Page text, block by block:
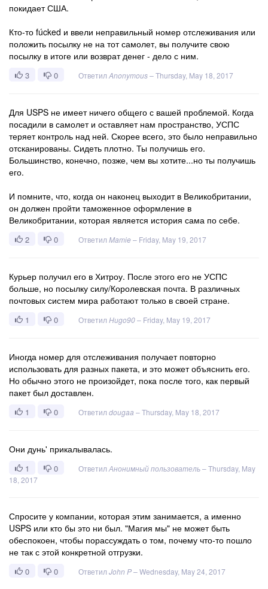
покидает США.
Кто-то fúcked и ввели неправильный номер отслеживания или
положить посылку не на тот самолет, вы получите свою
посылку в итоге или возврат денег - дело с ним.
3 0 Ответил Anonymous–Thursday, May 18, 2017
Для USPS не имеет ничего общего с вашей проблемой. Когда
посадили в самолет и оставляет нам пространство, УСПС
теряет контроль над ней. Скорее всего, это было неправильно
отсканированы. Сидеть плотно. Ты получишь его.
Большинство, конечно, позже, чем вы хотите...но ты получишь
его.
И помните, что, когда он наконец выходит в Великобритании,
он должен пройти таможенное оформление в
Великобритании, которая является история сама по себе.
2 0 Ответил Mamie– Friday, May 19, 2017
Курьер получил его в Хитроу. После этого его не УСПС
больше, но посылку силу/Королевская почта. В различных
почтовых систем мира работают только в своей стране.
1 0 Ответил Hugo90– Friday, May 19, 2017
Иногда номер для отслеживания получает повторно
использовать для разных пакета, и это может объяснить его.
Но обычно этого не произойдет, пока после того, как первый
пакет был доставлен.
1 0 Ответил dougaa –Thursday, May 18, 2017
Они дунь' прикалывалась.
1 0 Ответил Анонимный пользователь–Thursday, May
18, 2017
Спросите у компании, которая этим занимается, а именно
USPS или кто бы это ни был. "Магия мы" не может быть
обеспокоен, чтобы порассуждать о том, почему что-то пошло
не так с этой конкретной отгрузки.
0 0 Ответил John P–Wednesday, May 24, 2017